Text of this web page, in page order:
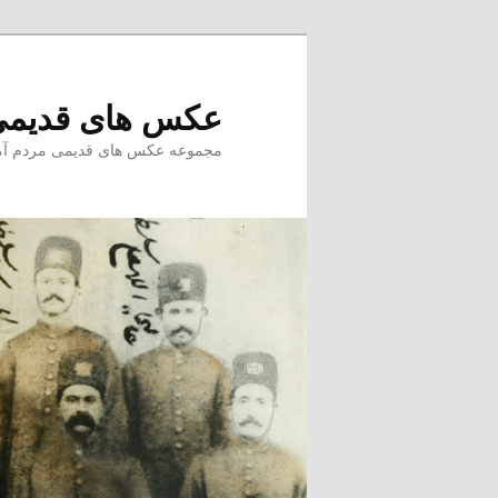
عکس های
مجموعه عکس های قدیمی مردم